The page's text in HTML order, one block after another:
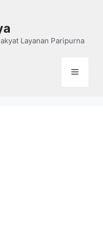
Layanan Paripurna
Menu